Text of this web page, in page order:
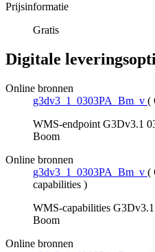
Prijsinformatie
Gratis
Digitale
Online bronnen
g3dv3_1_0303PA_Bm_v (
WMS-endpoint G3Dv3.1
Boom
Online bronnen
g3dv3_1_0303PA_Bm_v (
capabilities )
WMS-capabilities
Boom
Online bronnen